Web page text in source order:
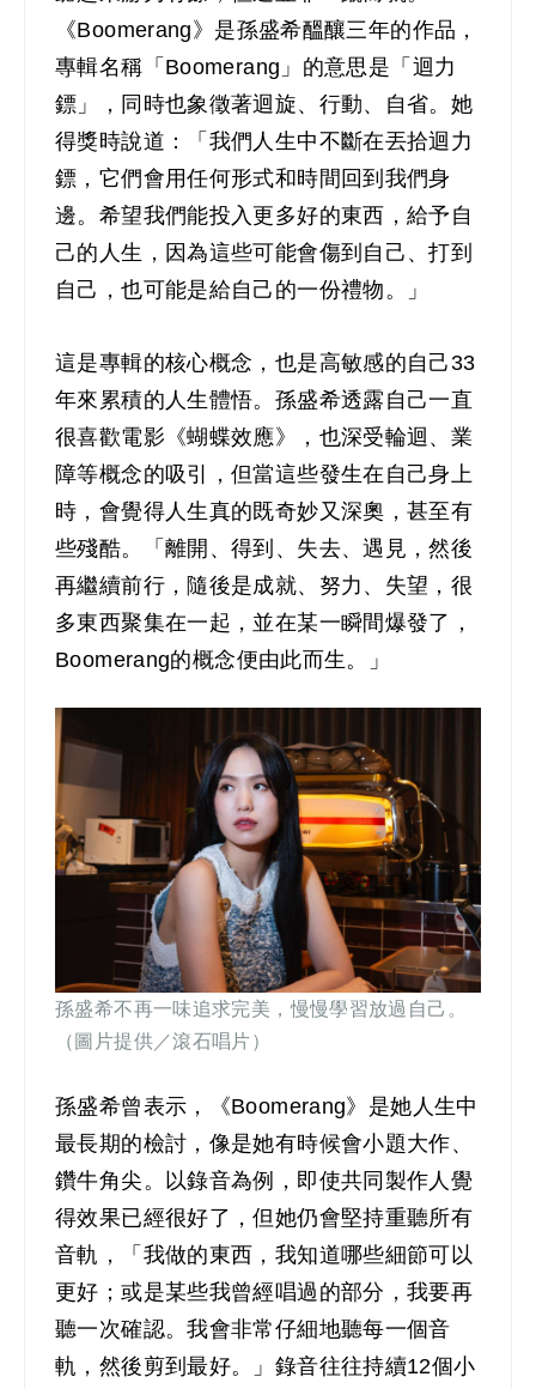
《Boomerang》是孫盛希醞釀三年的作品，
專輯名稱「Boomerang」的意思是「迴力
鏢」，同時也象徵著迴旋、行動、自省。她
得獎時說道：「我們人生中不斷在丟拾迴力
鏢，它們會用任何形式和時間回到我們身
邊。希望我們能投入更多好的東西，給予自
己的人生，因為這些可能會傷到自己、打到
自己，也可能是給自己的一份禮物。」
這是專輯的核心概念，也是高敏感的自己33
年來累積的人生體悟。孫盛希透露自己一直
很喜歡電影《蝴蝶效應》，也深受輪迴、業
障等概念的吸引，但當這些發生在自己身上
時，會覺得人生真的既奇妙又深奧，甚至有
些殘酷。「離開、得到、失去、遇見，然後
再繼續前行，隨後是成就、努力、失望，很
多東西聚集在一起，並在某一瞬間爆發了，
Boomerang的概念便由此而生。」
孫盛希不再一味追求完美，慢慢學習放過自己。
（圖片提供／滾石唱片）
孫盛希曾表示，《Boomerang》是她人生中
最長期的檢討，像是她有時候會小題大作、
鑽牛角尖。以錄音為例，即使共同製作人覺
得效果已經很好了 ，但她仍會堅持重聽所有
音軌，「我做的東西，我知道哪些細節可以
更好；或是某些我曾經唱過的部分，我要再
聽一次確認。我會非常仔細地聽每一個音
軌，然後剪到最好。」錄音往往持續12個小